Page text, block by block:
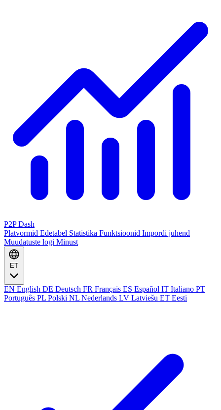
P2P Dash
Platvormid Edetabel Statistika Funktsioonid Impordi juhend
Muudatuste logi Minust
ET
EN English DE Deutsch FR Français ES Español IT Italiano PT
Português PL Polski NL Nederlands LV Latviešu ET Eesti